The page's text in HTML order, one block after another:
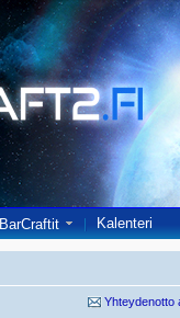
BarCraftit Kalenteri
Yhteydenotto